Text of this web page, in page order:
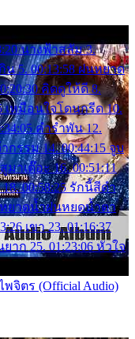
นางฟ้าสลัม 3.
น 5. 00:13:58 ฝนหยาด
คิดดูให้ดี 8.
เหมือนใจโดนกรีด 10.
คำรำพัน 12.
กรรม 14. 00:44:15 จูบ
าเต๊อะ 16. 00:51:11
00:58:25 รักนี้สีดำ
หยาดน้ำฝนหยดน้ำตา
เขา 23. 01:16:37
าก 25. 01:23:06 หัวใจ
พจิตร (Official Audio)